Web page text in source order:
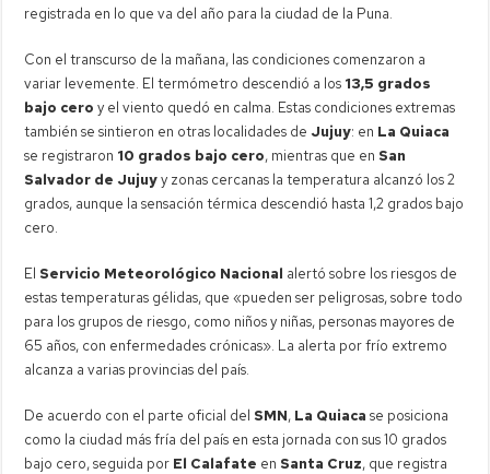
registrada en lo que va del año para la ciudad de la Puna.
Con el transcurso de la mañana, las condiciones comenzaron a
variar levemente. El termómetro descendió a los 13,5 grados
bajo cero y el viento quedó en calma. Estas condiciones extremas
también se sintieron en otras localidades de Jujuy: en La Quiaca
se registraron 10 grados bajo cero, mientras que en San
Salvador de Jujuyy zonas cercanas la temperatura alcanzó los 2
grados, aunque la sensación térmica descendió hasta 1,2 grados bajo
cero.
El Servicio Meteorológico Nacional alertó sobre los riesgos de
estas temperaturas gélidas, que «pueden ser peligrosas, sobre todo
para los grupos de riesgo, como niños y niñas, personas mayores de
65 años, con enfermedades crónicas». La alerta por frío extremo
alcanza a varias provincias del país.
De acuerdo con el parte oficial del SMN, La Quiaca se posiciona
como la ciudad más fría del país en esta jornada con sus 10 grados
bajo cero, seguida por El Calafate en Santa Cruz, que registra